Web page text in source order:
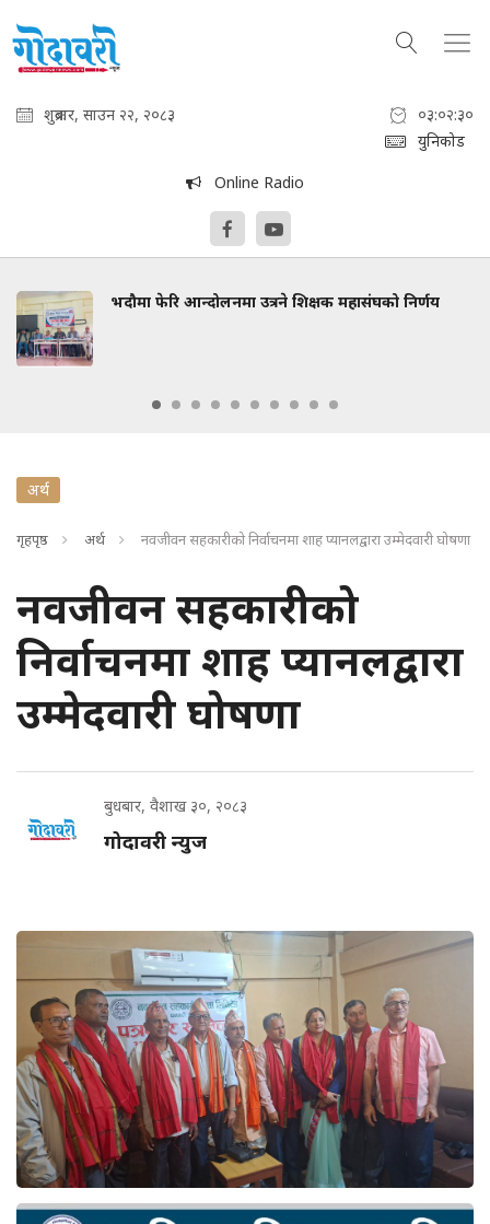
शुक्रबार, साउन २२, २०८३
०३:०२:३१
युनिकोड
Online Radio
भदौमा फेरि आन्दोलनमा उत्रने शिक्षक महासंघको निर्णय
अर्थ
गृहपृष्ठ अर्थ नवजीवन सहकारीको निर्वाचनमा शाह प्यानलद्वारा उम्मेदवारी घोषणा
नवजीवन सहकारीको
निर्वाचनमा शाह प्यानलद्वारा
उम्मेदवारी घोषणा
बुधबार, वैशाख ३०, २०८३
गोदावरी न्युज